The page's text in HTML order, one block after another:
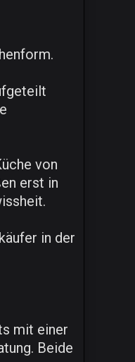
von
erst in
in der
mit einer
Beide